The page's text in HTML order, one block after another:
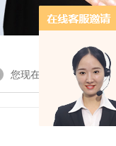
您现在的位置：首页>